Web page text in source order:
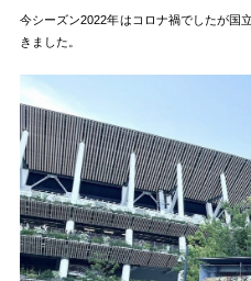
今シーズン2022年はコロナ禍でしたが国
きました。